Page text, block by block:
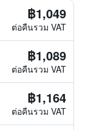
฿1,049
ต่อคืนรวม VAT
฿1,089
ต่อคืนรวม VAT
฿1,164
ต่อคืนรวม VAT